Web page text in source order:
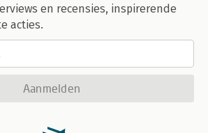
en recensies, inspirerende
acties.
Aanmelden